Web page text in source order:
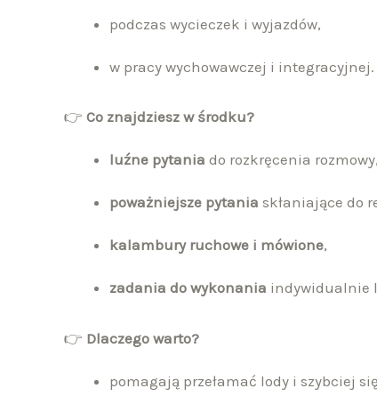
podczas wycieczek i wyjazdów,
w pracy wychowawczej i integracyjnej.
👉 Co znajdziesz w środku?
luźne pytania do rozkręcenia rozmowy,
poważniejsze pytania skłaniające do
kalambury ruchowe i mówione,
zadania do wykonania indywidualnie
👉 Dlaczego warto?
pomagają przełamać lody i szybciej